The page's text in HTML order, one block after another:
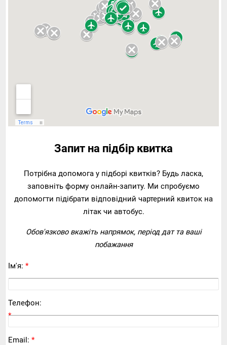
Запит на підбір квитка
Потрібна допомога у підборі квитків? Будь ласка,
заповніть форму онлайн-запиту. Ми спробуємо
допомогти підібрати відповідний чартерний квиток на
літак чи автобус.
Обов'язково вкажіть напрямок, період дат та ваші
побажання
Ім'я: *
Телефон:
*
Email: *